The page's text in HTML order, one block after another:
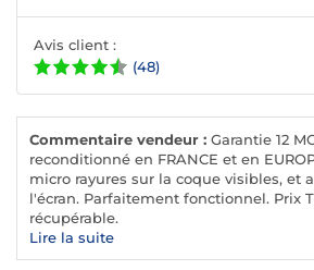
Avis client :
(48)
Commentaire vendeur : Garantie 12
reconditionné en FRANCE et en
micro rayures sur la coque visibles, et
l'écran. Parfaitement fonctionnel. Prix
récupérable.
Lire la suite